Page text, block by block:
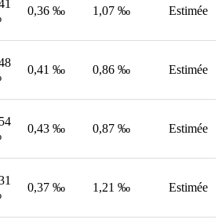
0,36 ‰ 1,07 ‰ Estimée
0,41 ‰ 0,86 ‰ Estimée
0,43 ‰ 0,87 ‰ Estimée
0,37 ‰ 1,21 ‰ Estimée